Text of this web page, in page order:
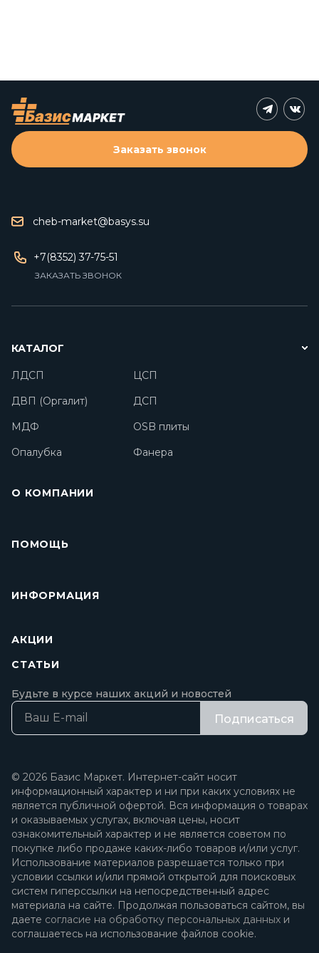
cheb-market@basys.su
+7(8352) 37-75-51
ЗАКАЗАТЬ ЗВОНОК
Заказать звонок
КАТАЛОГ
ЛДСП
ЦСП
ДВП (Оргалит)
ДСП
МДФ
OSB плиты
Опалубка
Фанера
О КОМПАНИИ
ПОМОЩЬ
ИНФОРМАЦИЯ
АКЦИИ
СТАТЬИ
Будьте в курсе наших акций и новостей
Подписаться
© 2026 Базис Маркет. Интернет-сайт носит
информационный характер и ни при каких условиях не
является публичной офертой. Вся информация о товарах
и оказываемых услугах, включая цены, носит
ознакомительный характер и не является советом по
покупке либо продаже каких-либо товаров и/или услуг.
Использование материалов разрешается только при
условии ссылки и/или прямой открытой для поисковых
систем гиперссылки на непосредственный адрес
материала на сайте. Продолжая пользоваться сайтом, вы
даете согласие на обработку персональных данных и
соглашаетесь на использование файлов cookie.